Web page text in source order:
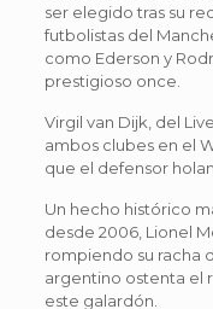
ser elegido tras su
futbolistas del
como Ederson y
prestigioso once.
Virgil van Dijk, del
ambos clubes en el
que el defensor
Un hecho histórico
desde 2006, Lionel
rompiendo su racha
argentino ostenta el
este galardón.